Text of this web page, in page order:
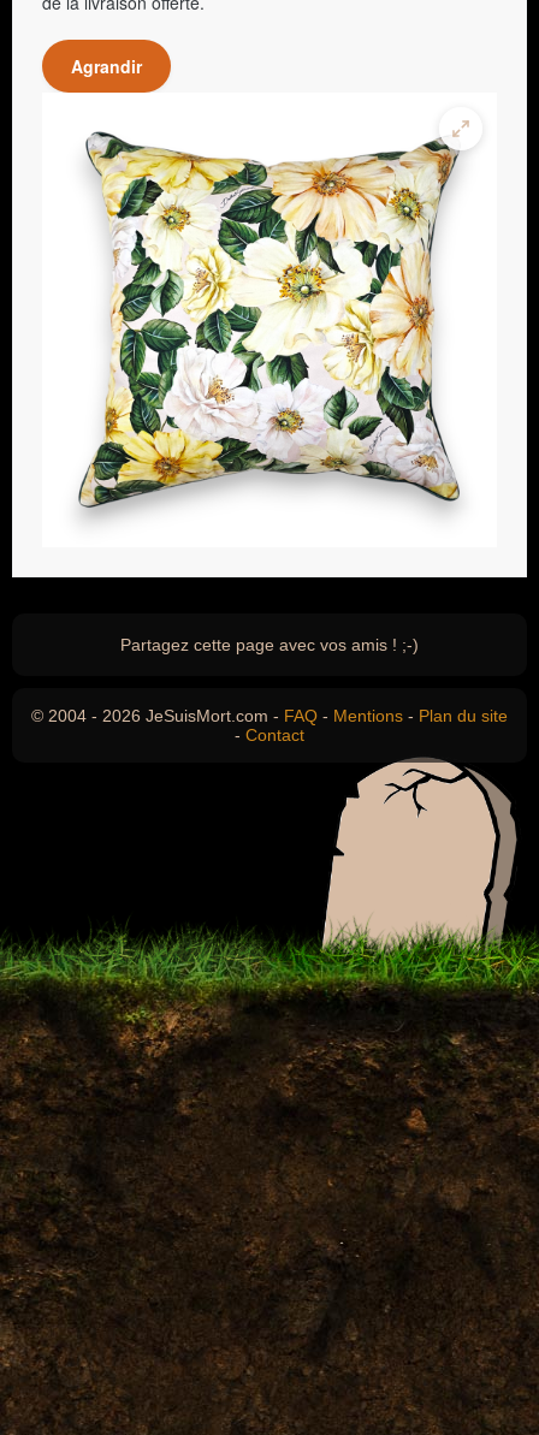
Agrandir
Partagez cette page avec vos amis ! ;-)
© 2004 - 2026 JeSuisMort.com - FAQ - Mentions - Plan du site
- Contact